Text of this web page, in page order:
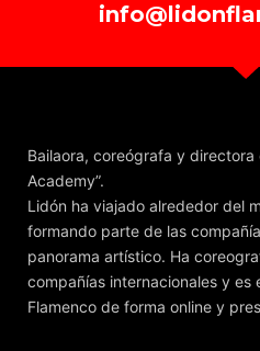
Bailaora, coreógrafa y directora
Academy”.
Lidón ha viajado alrededor del
formando parte de las
panorama artístico. Ha
compañías internacionales y es
Flamenco de forma online y